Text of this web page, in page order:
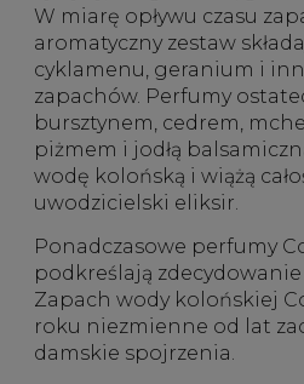
W miarę opływu czasu
aromatyczny zestaw
cyklamenu, geranium i
zapachów. Perfumy
bursztynem, cedrem,
piżmem i jodłą
wodę kolońską i wiążą
uwodzicielski eliksir.
Ponadczasowe perfumy
podkreślają zdecydowanie
Zapach wody kolońskiej
roku niezmienne od lat
damskie spojrzenia.